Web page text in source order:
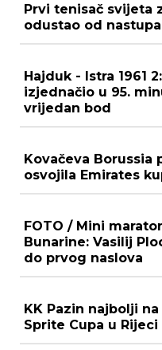
Prvi tenisač svijeta
odustao od
Hajduk - Istra 1961
izjednačio u 95.
vrijedan bod
Kovačeva Borussia
osvojila Emirates
FOTO / Mini
Bunarine: Vasilij
do prvog naslova
KK Pazin najbolji
Sprite Cupa u Rijeci